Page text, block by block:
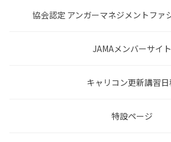
協会認定 アンガーマネジメントファ
JAMAメンバーサイト
キャリコン更新講習日
特設ページ